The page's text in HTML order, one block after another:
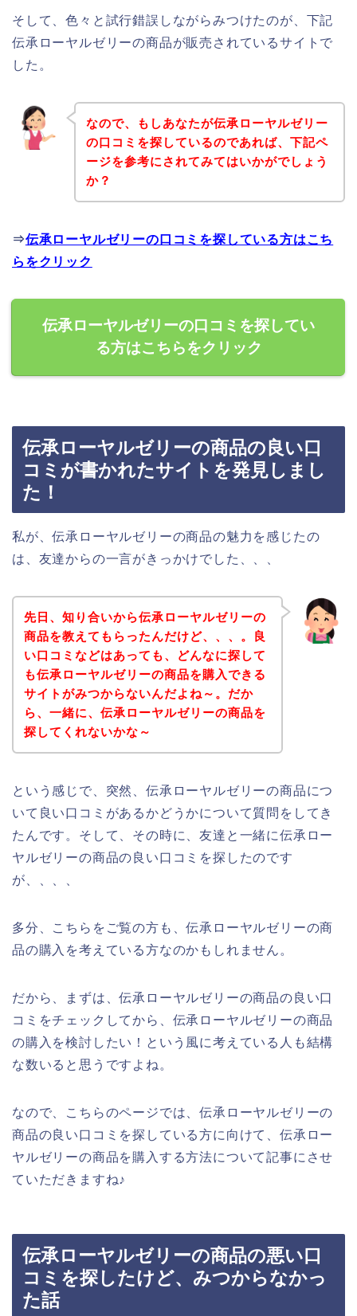
そして、色々と試行錯誤しながらみつけたのが、下記
伝承ローヤルゼリーの商品が販売されているサイトで
した。
なので、もしあなたが伝承ローヤルゼリー
の口コミを探しているのであれば、下記ペ
ージを参考にされてみてはいかがでしょう
か？
⇒伝承ローヤルゼリーの口コミを探している方はこち
らをクリック
伝承ローヤルゼリーの口コミを探してい
る方はこちらをクリック
伝承ローヤルゼリーの商品の良い口
コミが書かれたサイトを発見しまし
た！
私が、伝承ローヤルゼリーの商品の魅力を感じたの
は、友達からの一言がきっかけでした、、、
先日、知り合いから伝承ローヤルゼリーの
商品を教えてもらったんだけど、、、。良
い口コミなどはあっても、どんなに探して
も伝承ローヤルゼリーの商品を購入できる
サイトがみつからないんだよね～。だか
ら、一緒に、伝承ローヤルゼリーの商品を
探してくれないかな～
という感じで、突然、伝承ローヤルゼリーの商品につ
いて良い口コミがあるかどうかについて質問をしてき
たんです。そして、その時に、友達と一緒に伝承ロー
ヤルゼリーの商品の良い口コミを探したのです
が、、、、
多分、こちらをご覧の方も、伝承ローヤルゼリーの商
品の購入を考えている方なのかもしれません。
だから、まずは、伝承ローヤルゼリーの商品の良い口
コミをチェックしてから、伝承ローヤルゼリーの商品
の購入を検討したい！という風に考えている人も結構
な数いると思うですよね。
なので、こちらのページでは、伝承ローヤルゼリーの
商品の良い口コミを探している方に向けて、伝承ロー
ヤルゼリーの商品を購入する方法について記事にさせ
ていただきますね♪
伝承ローヤルゼリーの商品の悪い口
コミを探したけど、みつからなかっ
た話